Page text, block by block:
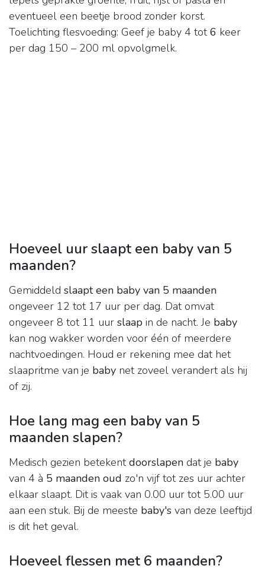
eventueel een beetje brood zonder korst.
Toelichting flesvoeding: Geef je baby 4 tot6 keer
per dag 150 – 200 ml opvolgmelk.
Hoeveel uur slaapt een baby van 5
maanden?
Gemiddeld slaapt een baby van 5 maanden
ongeveer 12 tot 17 uur per dag. Dat omvat
ongeveer 8 tot 11 uur slaap in de nacht. Je baby
kan nog wakker worden voor één of meerdere
nachtvoedingen. Houd er rekening mee dat het
slaapritme van je baby net zoveel verandert als hij
of zij.
Hoe lang mag een baby van 5
maanden slapen?
Medisch gezien betekentdoorslapen dat je baby
van 4 à 5 maanden oud zo'n vijf tot zes uur achter
elkaar slaapt. Dit is vaak van 0.00 uur tot 5.00 uur
aan een stuk. Bij de meeste baby's van deze leeftijd
is dit het geval.
Hoeveel flessen met 6 maanden?